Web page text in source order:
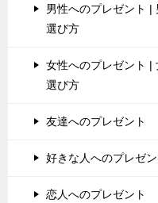
男性へのプレゼント |
選び方
女性へのプレゼント |
選び方
友達へのプレゼント
好きな人へのプレゼン
恋人へのプレゼント